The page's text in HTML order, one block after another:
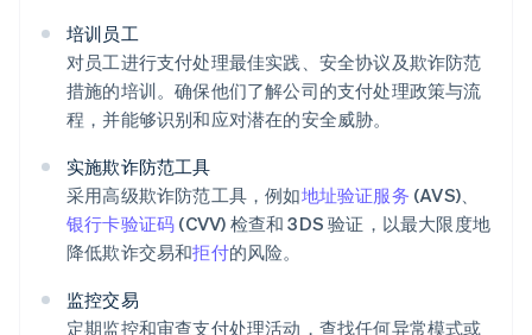
培训员工
对员工进行支付处理最佳实践、安全协议及欺诈防范
措施的培训。确保他们了解公司的支付处理政策与流
程，并能够识别和应对潜在的安全威胁。
实施欺诈防范工具
采用高级欺诈防范工具，例如地址验证服务 (AVS)、
银行卡验证码 (CVV) 检查和 3DS 验证，以最大限度地
降低欺诈交易和拒付的风险。
监控交易
定期监控和审查支付处理活动，查找任何异常模式或